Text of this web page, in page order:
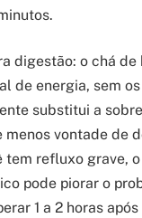
digestão: o chá
de energia, sem
substitui a
vontade de
tem refluxo grave,
pode piorar o
1 a 2 horas